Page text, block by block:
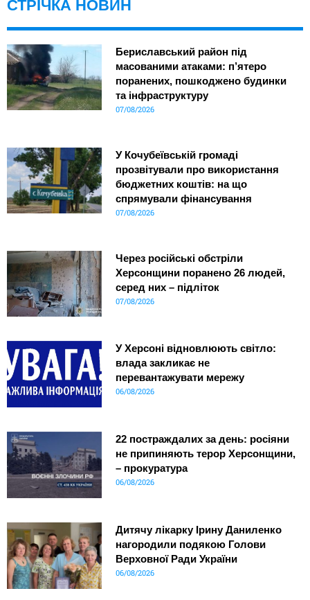
СТРІЧКА НОВИН
Бериславський район під
масованими атаками: п’ятеро
поранених, пошкоджено будинки
та інфраструктуру
07/08/2026
У Кочубеївській громаді
прозвітували про використання
бюджетних коштів: на що
спрямували фінансування
07/08/2026
Через російські обстріли
Херсонщини поранено 26 людей,
серед них – підліток
07/08/2026
У Херсоні відновлюють світло:
влада закликає не
перевантажувати мережу
06/08/2026
22 постраждалих за день: росіяни
не припиняють терор Херсонщини,
– прокуратура
06/08/2026
Дитячу лікарку Ірину Даниленко
нагородили подякою Голови
Верховної Ради України
06/08/2026